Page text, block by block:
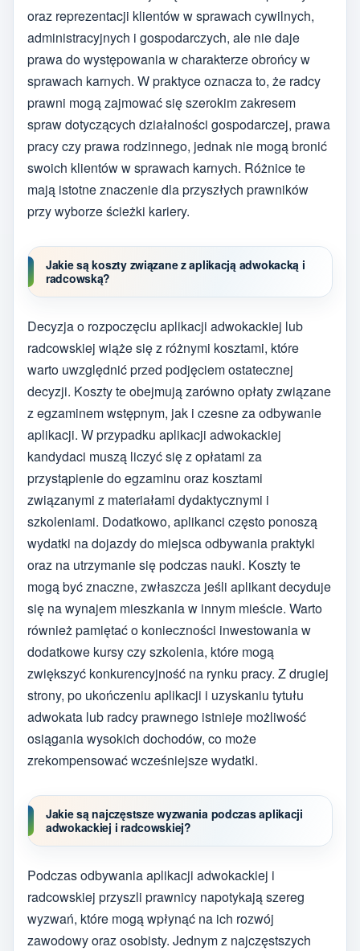
oraz reprezentacji klientów w sprawach cywilnych,
administracyjnych i gospodarczych, ale nie daje
prawa do występowania w charakterze obrońcy w
sprawach karnych. W praktyce oznacza to, że radcy
prawni mogą zajmować się szerokim zakresem
spraw dotyczących działalności gospodarczej, prawa
pracy czy prawa rodzinnego, jednak nie mogą bronić
swoich klientów w sprawach karnych. Różnice te
mają istotne znaczenie dla przyszłych prawników
przy wyborze ścieżki kariery.
Jakie są koszty związane z aplikacją adwokacką i
radcowską?
Decyzja o rozpoczęciu aplikacji adwokackiej lub
radcowskiej wiąże się z różnymi kosztami, które
warto uwzględnić przed podjęciem ostatecznej
decyzji. Koszty te obejmują zarówno opłaty związane
z egzaminem wstępnym, jak i czesne za odbywanie
aplikacji. W przypadku aplikacji adwokackiej
kandydaci muszą liczyć się z opłatami za
przystąpienie do egzaminu oraz kosztami
związanymi z materiałami dydaktycznymi i
szkoleniami. Dodatkowo, aplikanci często ponoszą
wydatki na dojazdy do miejsca odbywania praktyki
oraz na utrzymanie się podczas nauki. Koszty te
mogą być znaczne, zwłaszcza jeśli aplikant decyduje
się na wynajem mieszkania w innym mieście. Warto
również pamiętać o konieczności inwestowania w
dodatkowe kursy czy szkolenia, które mogą
zwiększyć konkurencyjność na rynku pracy. Z drugiej
strony, po ukończeniu aplikacji i uzyskaniu tytułu
adwokata lub radcy prawnego istnieje możliwość
osiągania wysokich dochodów, co może
zrekompensować wcześniejsze wydatki.
Jakie są najczęstsze wyzwania podczas aplikacji
adwokackiej i radcowskiej?
Podczas odbywania aplikacji adwokackiej i
radcowskiej przyszli prawnicy napotykają szereg
wyzwań, które mogą wpłynąć na ich rozwój
zawodowy oraz osobisty. Jednym z najczęstszych